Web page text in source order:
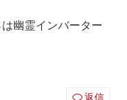
幽霊インバーター
返信